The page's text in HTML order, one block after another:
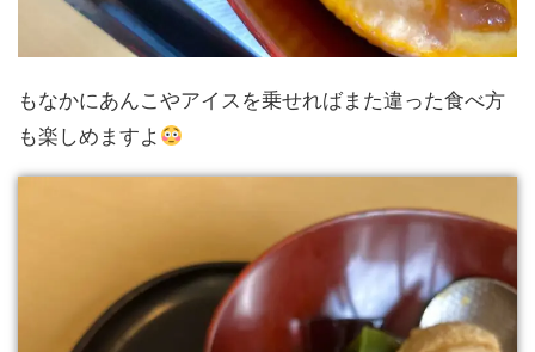
もなかにあんこやアイスを乗せればまた違った食べ方
も楽しめますよ